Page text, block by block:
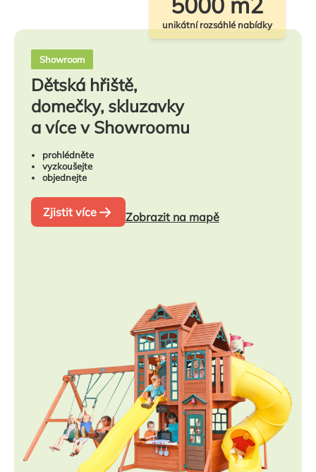
Showroom
Dětská hřiště,
domečky, skluzavky
a více v Showroomu
prohlédněte
vyzkoušejte
objednejte
Zjistit více Zobrazit na mapě
unikátní rozsáhlé nabídky